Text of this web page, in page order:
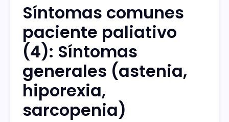
Síntomas comunes
paciente paliativo
(4): Síntomas
generales (astenia,
hiporexia,
sarcopenia)